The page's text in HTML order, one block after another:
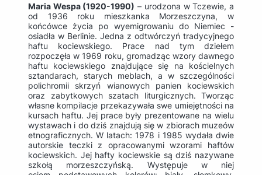
Maria Wespa (1920-1990) – urodzona w Tczewie, a
od 1936 roku mieszkanka Morzeszczyna, w
końcówce życia po wyemigrowaniu do Niemiec -
osiadła w Berlinie. Jedna z odtwórczyń tradycyjnego
haftu kociewskiego. Prace nad tym dziełem
rozpoczęła w 1969 roku, gromadząc wzory dawnego
haftu kociewskiego znajdujące się na kościelnych
sztandarach, starych meblach, a w szczególności
polichromii skrzyń wianowych panien kociewskich
oraz zabytkowych szatach liturgicznych. Tworząc
własne kompilacje przekazywała swe umiejętności na
kursach haftu. Jej prace były prezentowane na wielu
wystawach i do dziś znajdują się w zbiorach muzeów
etnograficznych. W latach: 1978 i 1985 wydała dwie
autorskie teczki z opracowanymi wzorami haftów
kociewskich. Jej hafty kociewskie są dziś nazywane
szkołą morzeszczyńską. Występuje w niej